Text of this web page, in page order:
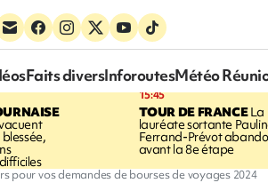
Faits diversInforoutesMétéo
15:45
TOUR DE FRANCELa
lauréate sortante
Ferrand-Prévot
avant la 8e étape
pour vos demandes de bourses de voyages 2024